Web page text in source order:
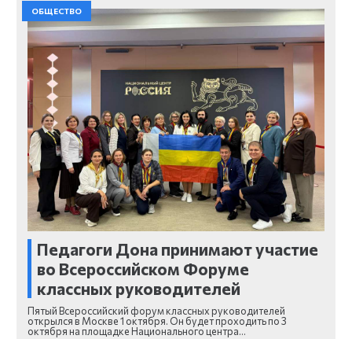
ОБЩЕСТВО
Педагоги Дона принимают участие
во Всероссийском Форуме
классных руководителей
Пятый Всероссийский форум классных руководителей
открылся в Москве 1 октября. Он будет проходить по 3
октября на площадке Национального центра…